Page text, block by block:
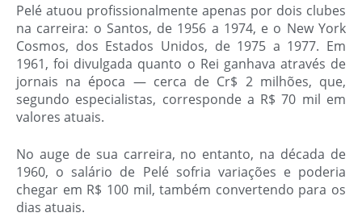
Pelé atuou profissionalmente apenas por dois clubes
na carreira: o Santos, de 1956 a 1974, e o New York
Cosmos, dos Estados Unidos, de 1975 a 1977. Em
1961, foi divulgada quanto o Rei ganhava através de
jornais na época — cerca de Cr$ 2 milhões, que,
segundo especialistas, corresponde a R$ 70 mil em
valores atuais.
No auge de sua carreira, no entanto, na década de
1960, o salário de Pelé sofria variações e poderia
chegar em R$ 100 mil, também convertendo para os
dias atuais.